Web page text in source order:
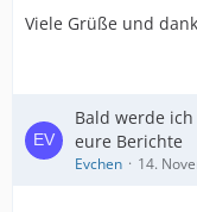
Viele Grüße und
Bald werde
eure Berichte
Evchen 14.